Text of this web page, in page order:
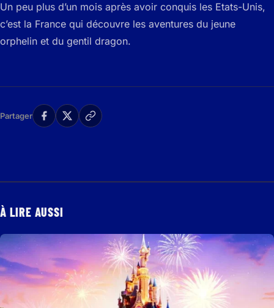
Un peu plus d’un mois après avoir conquis les Etats-Unis,
c’est la France qui découvre les aventures du jeune
orphelin et du gentil dragon.
Partager
À LIRE AUSSI